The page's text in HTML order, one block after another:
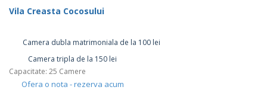
Vila Creasta Cocosului
Camera dubla matrimoniala de la 100 lei
Camera tripla de la 150 lei
Capacitate: 25 Camere
Ofera o nota - rezerva acum